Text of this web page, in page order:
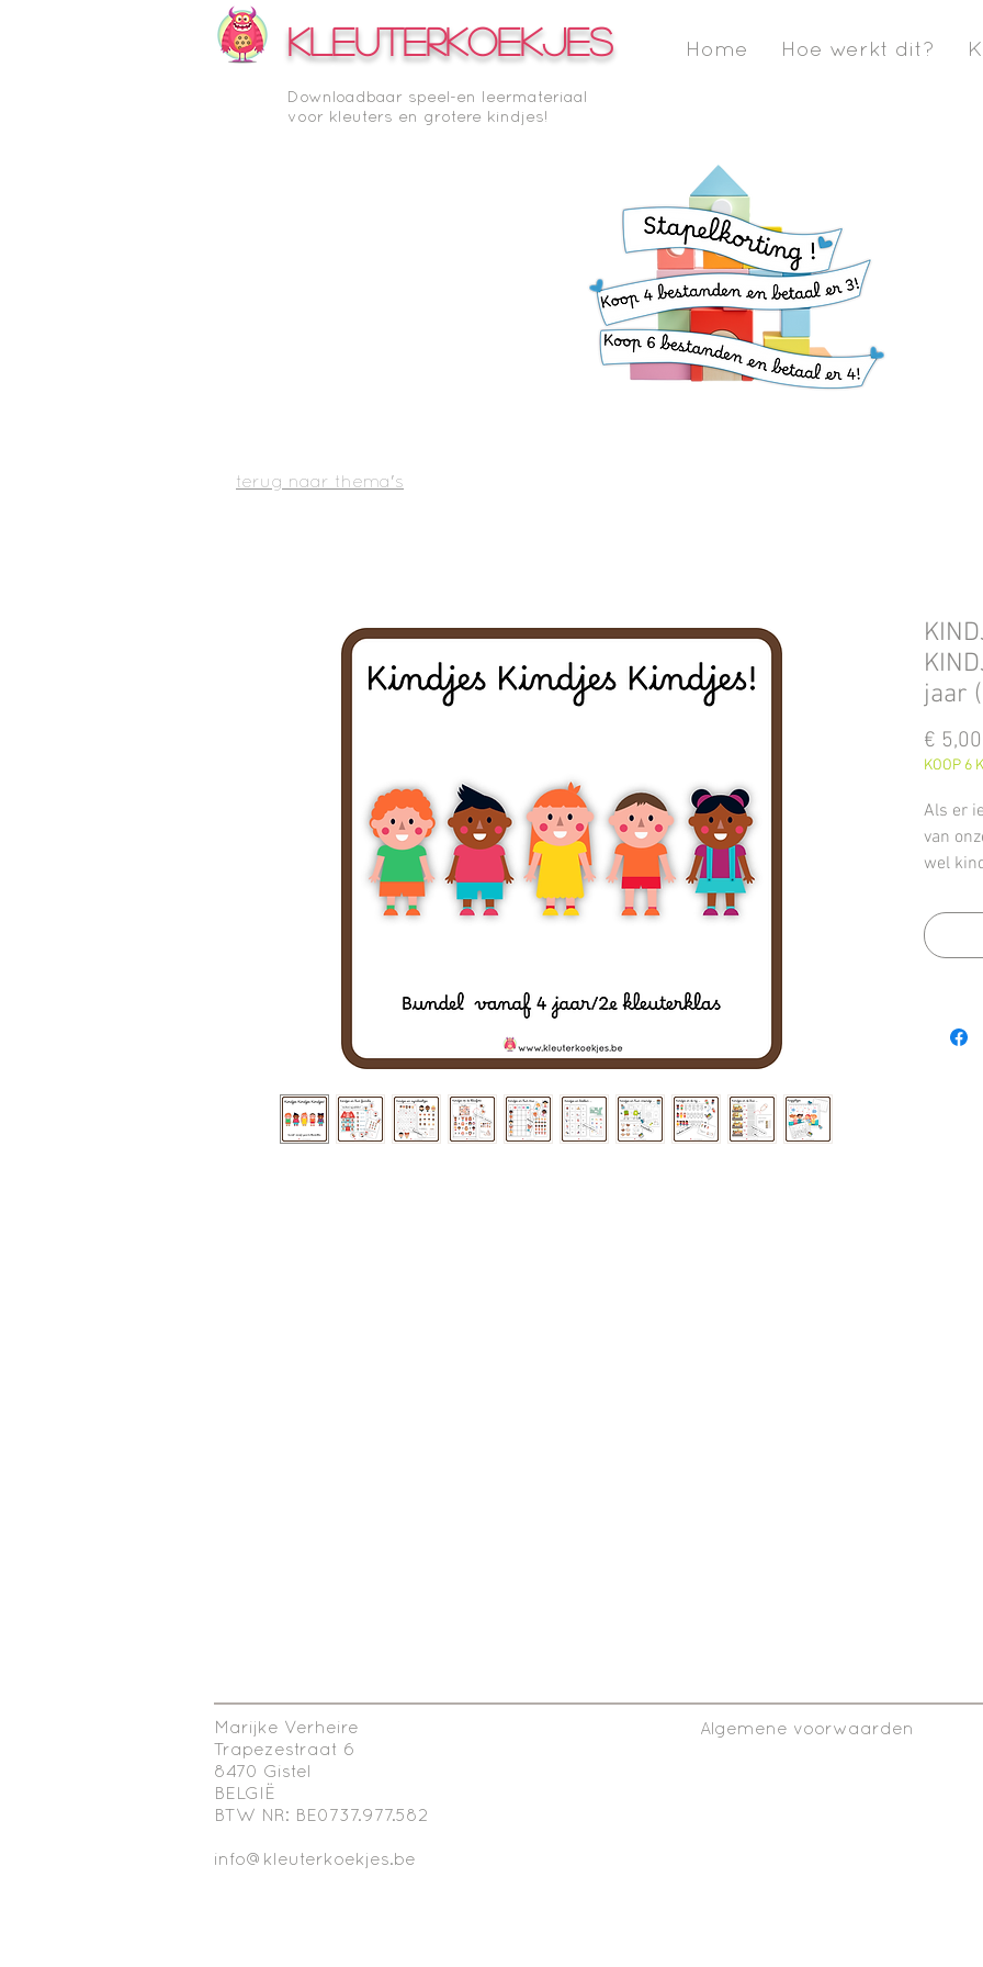
KLEUTERKOEKJES Home Hoe werkt dit?
Downloadbaar speel-en leermateriaal
voor kleuters en grotere kindjes!
jaar
€ 5,00
KOOP 6
Als er
van
wel
Dit
Dit
terug naar thema's
Marijke Verheire
Trapezestraat 6
8470 Gistel
BELGIË
BTW NR: BE0737.977.582
info@kleuterkoekjes.be
Algemene voorwaarden